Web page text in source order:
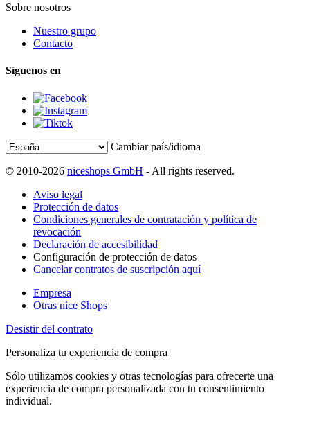
Sobre nosotros
Nuestro grupo
Contacto
Síguenos en
Cambiar país/idioma
© 2010-2026 niceshops GmbH - All rights reserved.
Aviso legal
Protección de datos
Condiciones generales de contratación y política de
revocación
Declaración de accesibilidad
Configuración de protección de datos
Cancelar contratos de suscripción aquí
Empresa
Otras nice Shops
Desistir del contrato
Personaliza tu experiencia de compra
Sólo utilizamos cookies y otras tecnologías para ofrecerte una
experiencia de compra personalizada con tu consentimiento
individual.